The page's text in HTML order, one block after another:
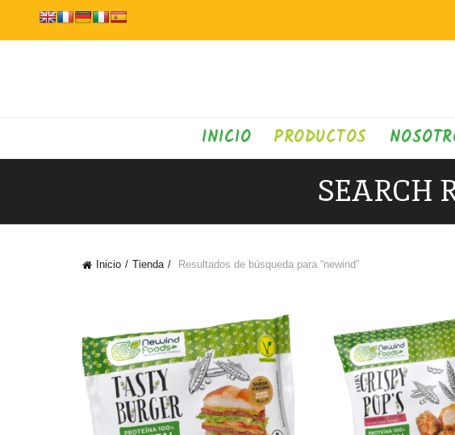
INICIO PRODUCTOS
SEARCH
Inicio Tienda Resultados de búsqueda para “newind”